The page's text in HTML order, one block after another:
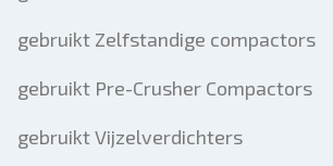
gebruikt Zelfstandige compactors
gebruikt Pre-Crusher Compactors
gebruikt Vijzelverdichters